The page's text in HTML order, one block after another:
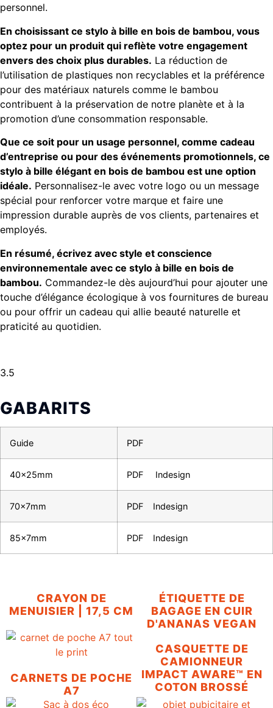
personnel.
En choisissant ce stylo à bille en bois de bambou, vous
optez pour un produit qui reflète votre engagement
envers des choix plus durables. La réduction de
l’utilisation de plastiques non recyclables et la préférence
pour des matériaux naturels comme le bambou
contribuent à la préservation de notre planète et à la
promotion d’une consommation responsable.
Que ce soit pour un usage personnel, comme cadeau
d’entreprise ou pour des événements promotionnels, ce
stylo à bille élégant en bois de bambou est une option
idéale. Personnalisez-le avec votre logo ou un message
spécial pour renforcer votre marque et faire une
impression durable auprès de vos clients, partenaires et
employés.
En résumé, écrivez avec style et conscience
environnementale avec ce stylo à bille en bois de
bambou. Commandez-le dès aujourd’hui pour ajouter une
touche d’élégance écologique à vos fournitures de bureau
ou pour offrir un cadeau qui allie beauté naturelle et
praticité au quotidien.
3.5
GABARITS
Guide PDF
40x25mm PDF Indesign
70x7mm PDF Indesign
85x7mm PDF Indesign
CRAYON DE
MENUISIER | 17,5 CM
ÉTIQUETTE DE
BAGAGE EN CUIR
D'ANANAS VEGAN
CARNETS DE POCHE
A7
CASQUETTE DE
CAMIONNEUR
IMPACT AWARE™ EN
COTON BROSSÉ